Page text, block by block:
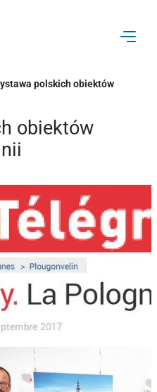
polskich obiektów
obiektów